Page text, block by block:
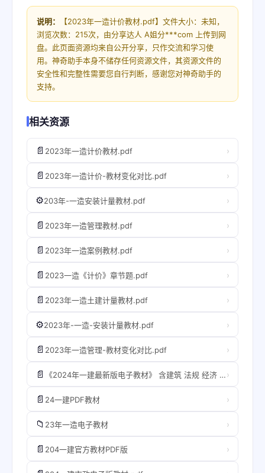
说明：
【2023年一造计价教材.pdf】文件大小：未知，
浏览次数：215次，由分享达人 A姐分***com 上传到网
盘。此页面资源均来自公开分享，只作交流和学习使
用。神奇助手本身不储存任何资源文件，其资源文件的
安全性和完整性需要您自行判断，感谢您对神奇助手的
支持。
相关资源
📄 2023年一造计价教材.pdf ›
📄 2023年一造计价-教材变化对比.pdf ›
⚙️203年-一造安装计量教材.pdf ›
📄 2023年一造管理教材.pdf ›
📄 2023年一造案例教材.pdf ›
📄 2023一造《计价》章节题.pdf ›
📄 2023年一造土建计量教材.pdf ›
⚙️2023年-一造-安装计量教材.pdf ›
📄 2023年一造管理-教材变化对比.pdf ›
📄 《2024年一建最新版电子教材》 含建筑 法规 经济 机电 管理等[pdf] ​​​›
📄 24一建PDF教材 ›
📁 23年一造电子教材 ›
📄 204一建官方教材PDF版 ›